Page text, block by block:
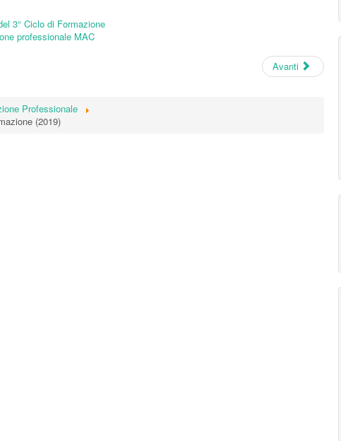
3° Ciclo di Formazione
professionale MAC
Avanti
Professionale
(2019)